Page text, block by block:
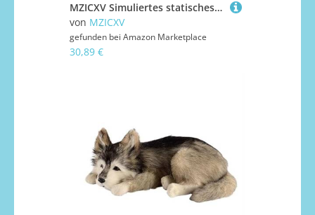
MZICXV Simuliertes statisches Lemur-Modell, weiches und niedliches Affen-Plüschtier, Begleitergeschenk for, Heimdekoration
von MZICXV
gefunden bei Amazon Marketplace
30,89 €